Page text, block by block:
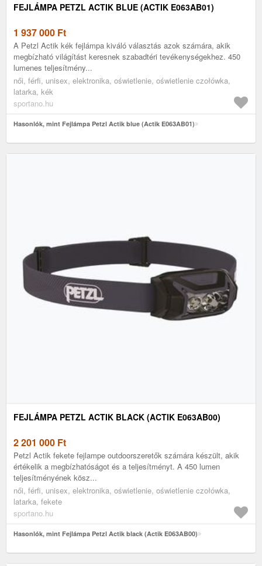
FEJLÁMPA PETZL ACTIK BLUE (ACTIK E063AB01)
1 937 000 Ft
A Petzl Actik kék fejlámpa kiváló választás azok számára, akik
megbízható világítást keresnek szabadtéri tevékenységekhez. 450
lumenes teljesítmény...
női, férfi, unisex, elektronika, oświetlenie, oświetlenie czołówka,
latarka, kék
sportano.hu
Hasonlók, mint Fejlámpa Petzl Actik blue (Actik E063AB01)
FEJLÁMPA PETZL ACTIK BLACK (ACTIK E063AB00)
2 201 000 Ft
Petzl Actik fekete fejlampe outdoorszeretők számára készült, akik
értékelik a megbízhatóságot és a teljesítményt. A 450 lumen
teljesítményének kösz...
női, férfi, unisex, elektronika, oświetlenie, oświetlenie czołówka,
latarka, fekete
sportano.hu
Hasonlók, mint Fejlámpa Petzl Actik black (Actik E063AB00)